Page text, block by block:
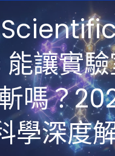
讓實
嗎？
學深度